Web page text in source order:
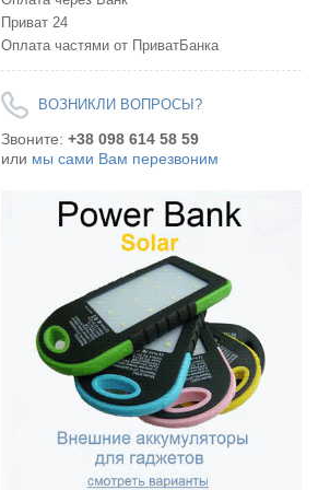
Приват 24
Оплата частями от ПриватБанка
ВОЗНИКЛИ ВОПРОСЫ?
Звоните: +38 098 614 58 59
или мы сами Вам перезвоним